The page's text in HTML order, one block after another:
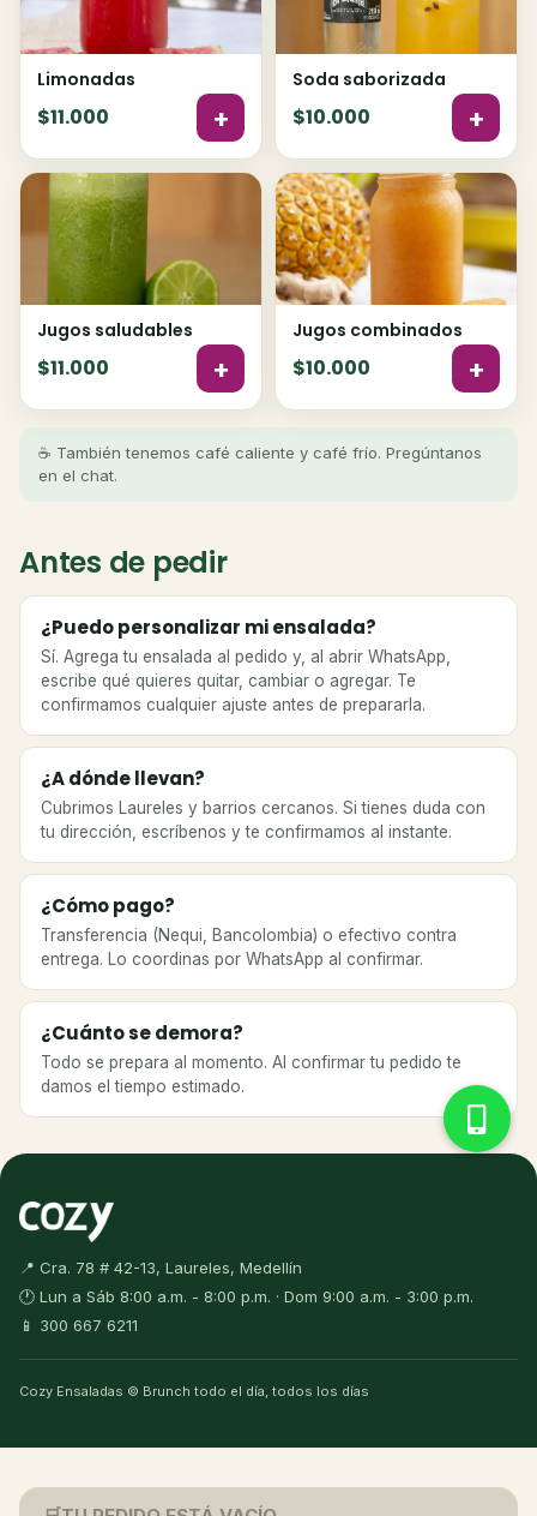
Limonadas
$11.000 +
Soda saborizada
$10.000 +
Jugos saludables
$11.000 +
Jugos combinados
$10.000 +
☕ También tenemos café caliente y café frío. Pregúntanos
en el chat.
Antes de pedir
¿Puedo personalizar mi ensalada?
Sí. Agrega tu ensalada al pedido y, al abrir WhatsApp,
escribe qué quieres quitar, cambiar o agregar. Te
confirmamos cualquier ajuste antes de prepararla.
¿A dónde llevan?
Cubrimos Laureles y barrios cercanos. Si tienes duda con
tu dirección, escríbenos y te confirmamos al instante.
¿Cómo pago?
Transferencia (Nequi, Bancolombia) o efectivo contra
entrega. Lo coordinas por WhatsApp al confirmar.
¿Cuánto se demora?
Todo se prepara al momento. Al confirmar tu pedido te
damos el tiempo estimado.
📍 Cra. 78 # 42-13, Laureles, Medellín
🕐 Lun a Sáb 8:00 a.m. - 8:00 p.m. · Dom 9:00 a.m. - 3:00 p.m.
📱 300 667 6211
Cozy Ensaladas © Brunch todo el día, todos los días